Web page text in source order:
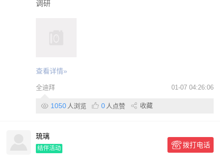
调研
查看详情»
全迪拜 01-07 04:26:06
1050 人浏览 0 人点赞 收藏
琉璃
结伴活动 拨打电话